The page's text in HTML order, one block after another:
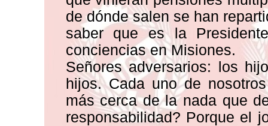
de dónde salen se han
saber que es la
conciencias en Misiones.
Señores adversarios: los
hijos. Cada uno de
más cerca de la nada que
responsabilidad? Porque el